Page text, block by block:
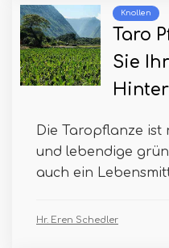
Knollen
Taro
Sie
Die Taropflanze
und lebendige
auch ein
Hr. Eren Schedler